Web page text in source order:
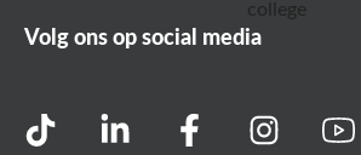
Volg ons op social media